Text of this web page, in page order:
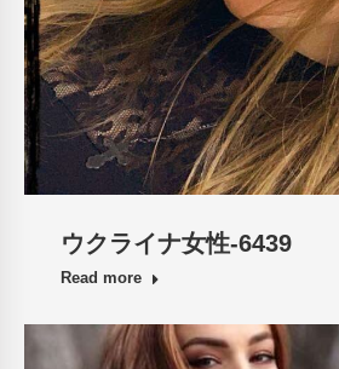
ウクライナ女性-6439
Read more